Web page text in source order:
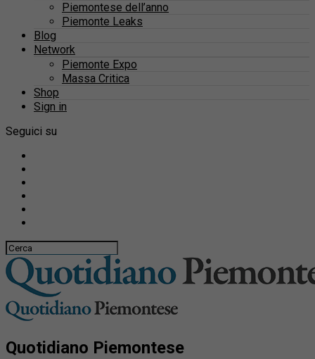
Piemontese dell’anno
Piemonte Leaks
Blog
Network
Piemonte Expo
Massa Critica
Shop
Sign in
Seguici su
Quotidiano Piemontese